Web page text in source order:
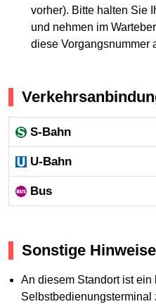
vorher). Bitte halten Sie
und nehmen im
diese Vorgangsnummer
S-Bahn
U-Bahn
Bus
Sonstige
An diesem Standort ist ein
Selbstbedienungsterminal